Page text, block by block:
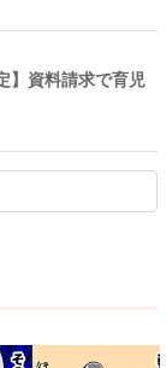
】資料請求で育児